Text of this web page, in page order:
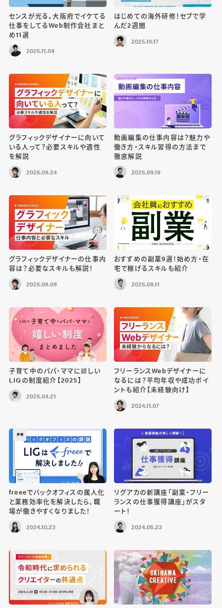
センスが光る。大阪府でイケてる
仕事をしてるWeb制作会社まと
め11選
2025.11.04
はじめての海外研修！セブで学
んだ2週間
2025.10.17
グラフィックデザイナーに向いて
いる人って？必要スキルや適性
を解説
2025.09.24
動画編集の仕事内容は？魅力や
働き方・スキル習得の方法まで
徹底解説
2025.09.19
グラフィックデザイナーの仕事内
容は？必要なスキルも解説！
2025.09.09
おすすめの副業9選！始め方・在
宅で稼げるスキルも紹介
2025.08.11
子育て中のパパ・ママに嬉しい
LIGの制度紹介【2025】
2025.04.21
フリーランスWebデザイナーに
なるには？平均年収や成功ポイ
ントも紹介【未経験向け】
2024.11.07
PR
freeeでバックオフィスの属人化
と業務効率化を解決したら、職
場が働きやすくなりました！
2024.10.23
リグアカの新講座「副業・フリー
ランスの仕事獲得講座」がスタ
ート！
2024.05.23